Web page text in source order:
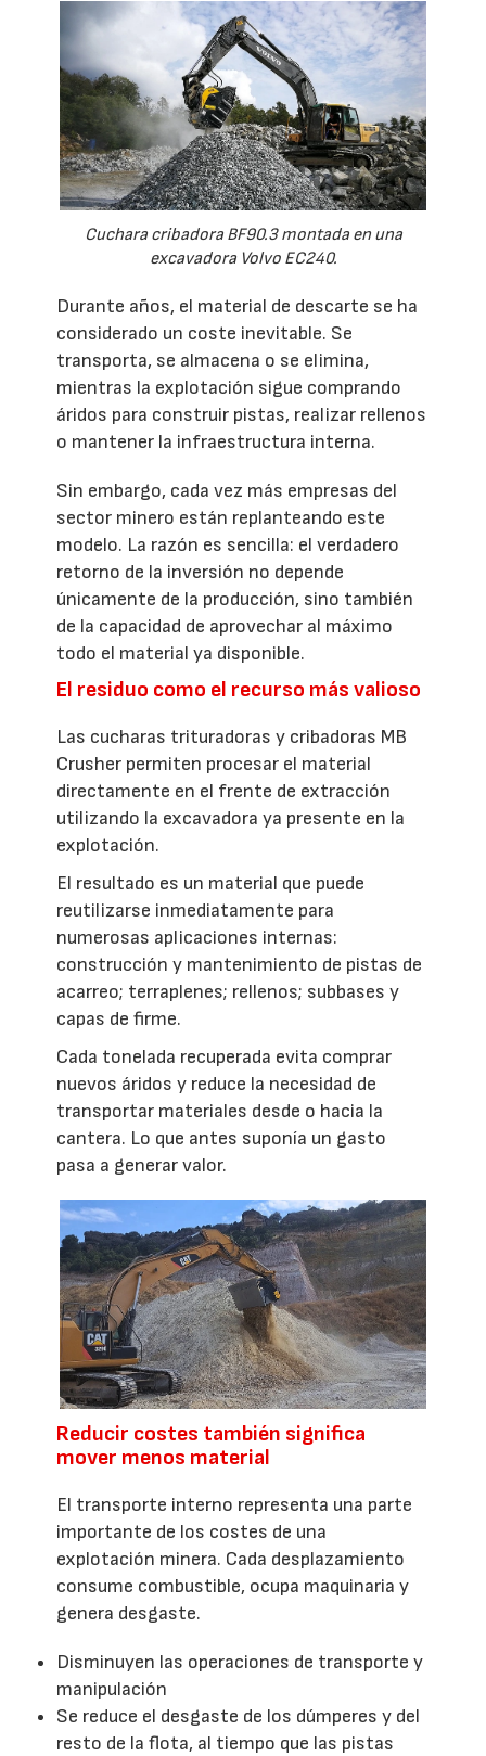
Cuchara cribadora BF90.3 montada en una
excavadora Volvo EC240.
Durante años, el material de descarte se ha
considerado un coste inevitable. Se
transporta, se almacena o se elimina,
mientras la explotación sigue comprando
áridos para construir pistas, realizar rellenos
o mantener la infraestructura interna.
Sin embargo, cada vez más empresas del
sector minero están replanteando este
modelo. La razón es sencilla: el verdadero
retorno de la inversión no depende
únicamente de la producción, sino también
de la capacidad de aprovechar al máximo
todo el material ya disponible.
El residuo como el recurso más valioso
Las cucharas trituradoras y cribadoras MB
Crusher permiten procesar el material
directamente en el frente de extracción
utilizando la excavadora ya presente en la
explotación.
El resultado es un material que puede
reutilizarse inmediatamente para
numerosas aplicaciones internas:
construcción y mantenimiento de pistas de
acarreo; terraplenes; rellenos; subbases y
capas de firme.
Cada tonelada recuperada evita comprar
nuevos áridos y reduce la necesidad de
transportar materiales desde o hacia la
cantera. Lo que antes suponía un gasto
pasa a generar valor.
Reducir costes también significa
mover menos material
El transporte interno representa una parte
importante de los costes de una
explotación minera. Cada desplazamiento
consume combustible, ocupa maquinaria y
genera desgaste.
Disminuyen las operaciones de transporte y
manipulación
Se reduce el desgaste de los dúmperes y del
resto de la flota, al tiempo que las pistas